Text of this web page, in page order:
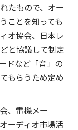
たもので、オー
ことを知っても
オ協会、日本レ
と協議して制定
ドなど「音」の
もらうため定め
、電機メー
ーディオ市場活